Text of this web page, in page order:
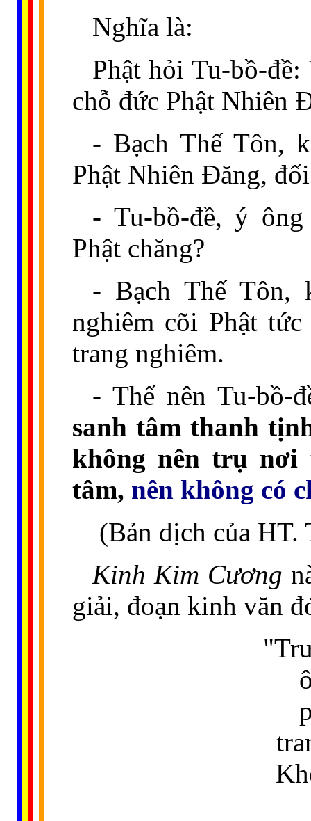
Nghĩa là:
Phật hỏi Tu-bồ-
chỗ đức Phật Nhiên
- Bạch Thế Tôn,
Phật Nhiên Đăng,
- Tu-bồ-đề, ý
Phật chăng?
- Bạch Thế Tôn,
nghiêm cõi Phật
trang nghiêm.
- Thế nên Tu-bồ-
sanh tâm thanh
không nên trụ nơi
tâm, nên không có
(Bản dịch của HT.
Kinh Kim Cương
giải, đoạn kinh văn